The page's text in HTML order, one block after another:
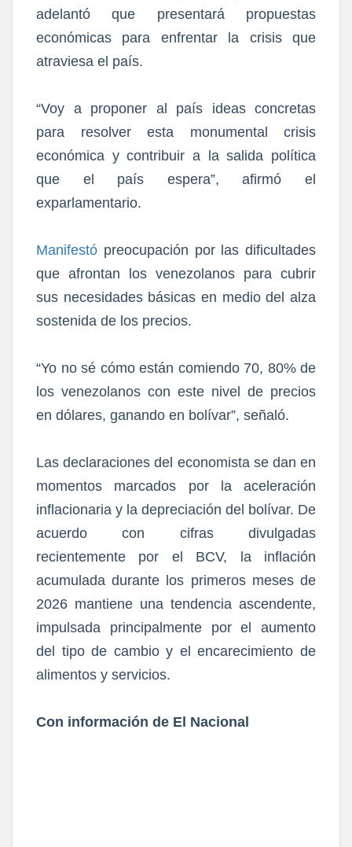
adelantó que presentará propuestas
económicas para enfrentar la crisis que
atraviesa el país.
“Voy a proponer al país ideas concretas
para resolver esta monumental crisis
económica y contribuir a la salida política
que el país espera”, afirmó el
exparlamentario.
Manifestó preocupación por las dificultades
que afrontan los venezolanos para cubrir
sus necesidades básicas en medio del alza
sostenida de los precios.
“Yo no sé cómo están comiendo 70, 80% de
los venezolanos con este nivel de precios
en dólares, ganando en bolívar”, señaló.
Las declaraciones del economista se dan en
momentos marcados por la aceleración
inflacionaria y la depreciación del bolívar. De
acuerdo con cifras divulgadas
recientemente por el BCV, la inflación
acumulada durante los primeros meses de
2026 mantiene una tendencia ascendente,
impulsada principalmente por el aumento
del tipo de cambio y el encarecimiento de
alimentos y servicios.
Con información de El Nacional